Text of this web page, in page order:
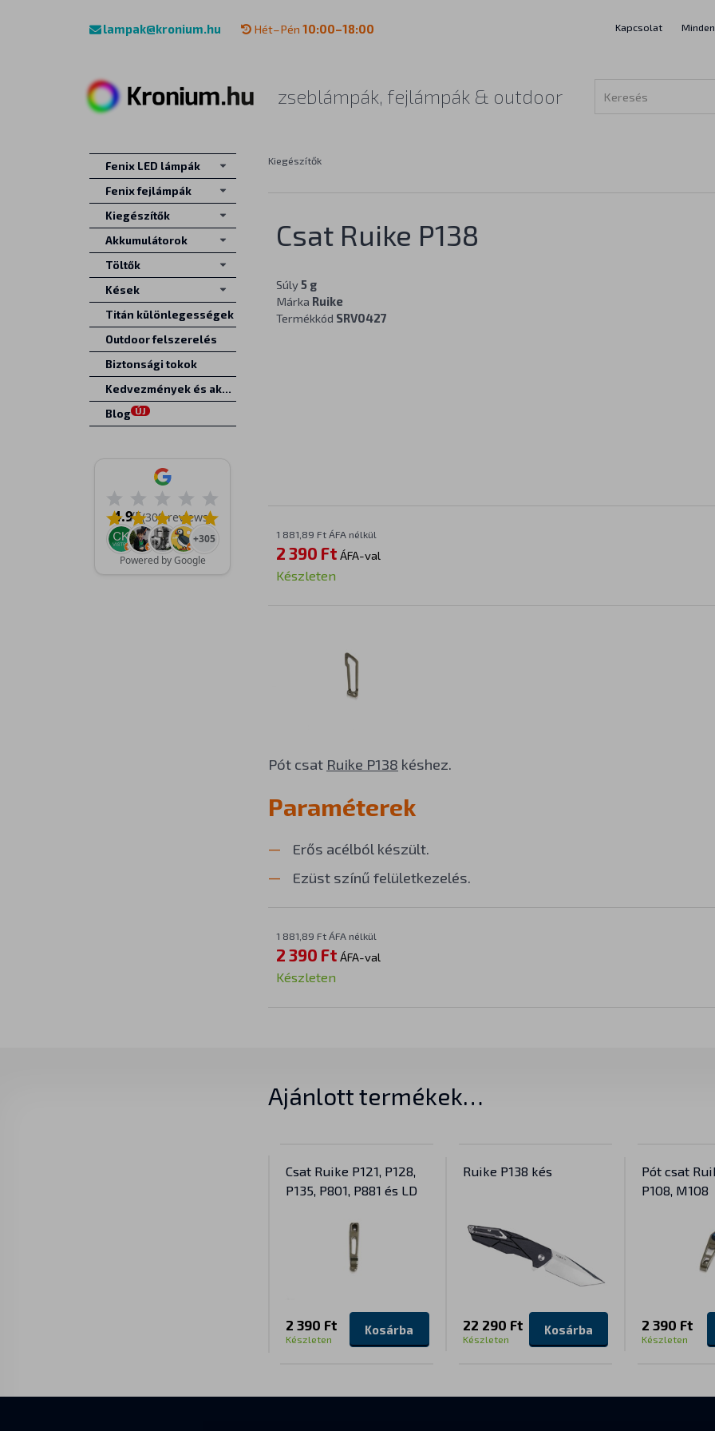
lampak@kronium.hu Hét–Pén 10:00–18:00 Kapcsolat
zseblámpák, fejlámpák & outdoor
Kiegészítők
Csat Ruike P138
Súly5 g
Márka Ruike
Termékkód SRV0427
1 881,89 Ft ÁFA nélkül
2 390 Ft ÁFA-val
Készleten
Pót csat Ruike P138 késhez.
Paraméterek
Erős acélból készült.
Ezüst színű felületkezelés.
1 881,89 Ft ÁFA nélkül
2 390 Ft ÁFA-val
Készleten
Fenix LED lámpák
Fenix fejlámpák
Kiegészítők
Akkumulátorok
Töltők
Kések
Titán különlegességek
Outdoor felszerelés
Biztonsági tokok
Kedvezmények és akciók
Blog ÚJ
4.9/5(309 reviews)
+305
Powered by Google
Ajánlott termékek…
Csat Ruike P121, P128,
P135, P801, P881 és LD
2 390 Ft
Készleten
Kosárba
Ruike P138 kés
22 290 Ft
Készleten
Kosárba
Pót csat
P108, M108
2 390 Ft
Készleten